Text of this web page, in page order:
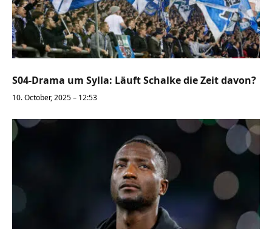
S04-Drama um Sylla: Läuft Schalke die Zeit davon?
10. October, 2025 – 12:53